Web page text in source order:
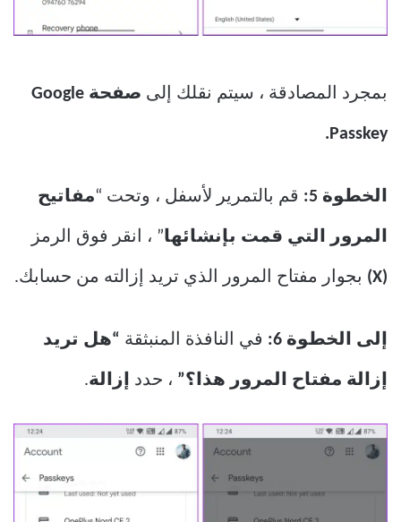
بمجرد المصادقة ، سيتم نقلك إلى صفحة Google
Passkey.
الخطوة 5: قم بالتمرير لأسفل ، وتحت “مفاتيح
المرور التي قمت بإنشائها” ، انقر فوق الرمز
(X) بجوار مفتاح المرور الذي تريد إزالته من حسابك.
إلى الخطوة 6: في النافذة المنبثقة “هل تريد
إزالة مفتاح المرور هذا؟” ، حدد إزالة.